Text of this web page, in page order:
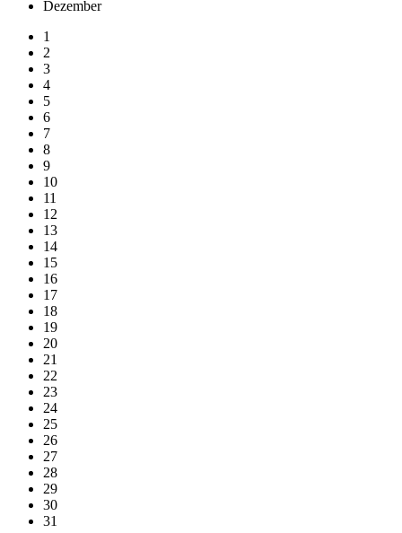
Dezember
1
2
3
4
5
6
7
8
9
10
11
12
13
14
15
16
17
18
19
20
21
22
23
24
25
26
27
28
29
30
31